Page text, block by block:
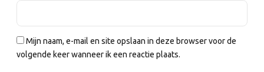
Mijn naam, e-mail en site opslaan in deze browser voor de
volgende keer wanneer ik een reactie plaats.